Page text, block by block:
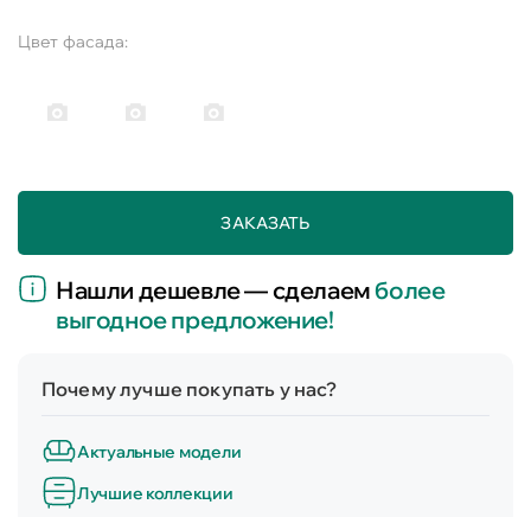
Цвет фасада:
ЗАКАЗАТЬ
Нашли дешевле — сделаемболее
выгодное предложение!
Почему лучше покупать у нас?
Актуальные модели
Лучшие коллекции